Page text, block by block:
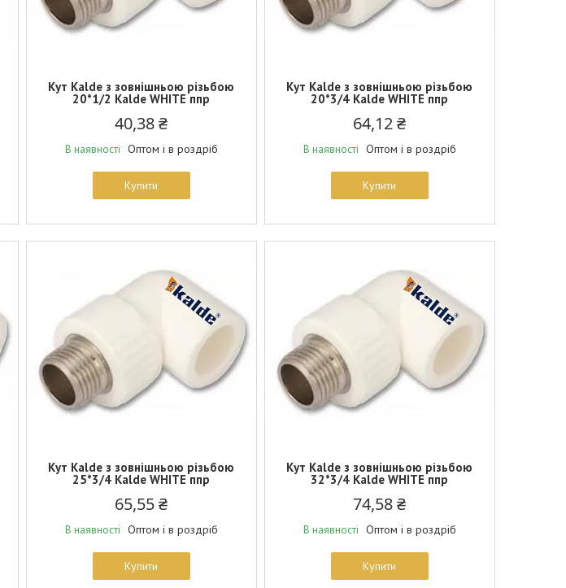
Кут Kalde з зовнішньою різьбою
20*1/2 Kalde WHITE ппр
40,38 ₴
В наявності Оптом і в роздріб
Купити
Кут Kalde з зовнішньою різьбою
20*3/4 Kalde WHITE ппр
64,12 ₴
В наявності Оптом і в роздріб
Купити
Кут Kalde з зовнішньою різьбою
25*3/4 Kalde WHITE ппр
65,55 ₴
В наявності Оптом і в роздріб
Купити
Кут Kalde з зовнішньою різьбою
32*3/4 Kalde WHITE ппр
74,58 ₴
В наявності Оптом і в роздріб
Купити